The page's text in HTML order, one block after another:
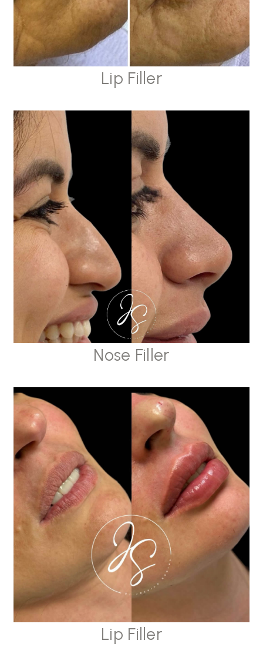
Lip Filler
Nose Filler
Lip Filler